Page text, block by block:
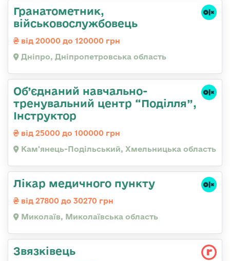
Гранатометник,
військовослужбовець
від 20000 до 120000 грн
Дніпро, Дніпропетровська область
Об’єднаний навчально-
тренувальний центр “Поділля”,
Інструктор
від 25000 до 100000 грн
Кам'янець-Подільський, Хмельницька область
Лікар медичного пункту
від 27800 до 30270 грн
Миколаїв, Миколаївська область
Звязківець